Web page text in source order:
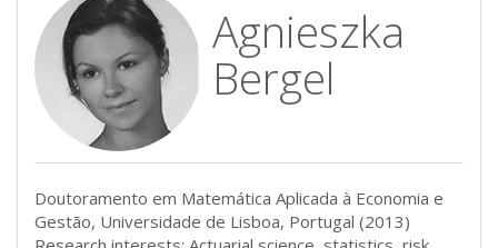
Agnieszka
Bergel
Doutoramento em Matemática Aplicada à Economia e
Gestão, Universidade de Lisboa, Portugal (2013)